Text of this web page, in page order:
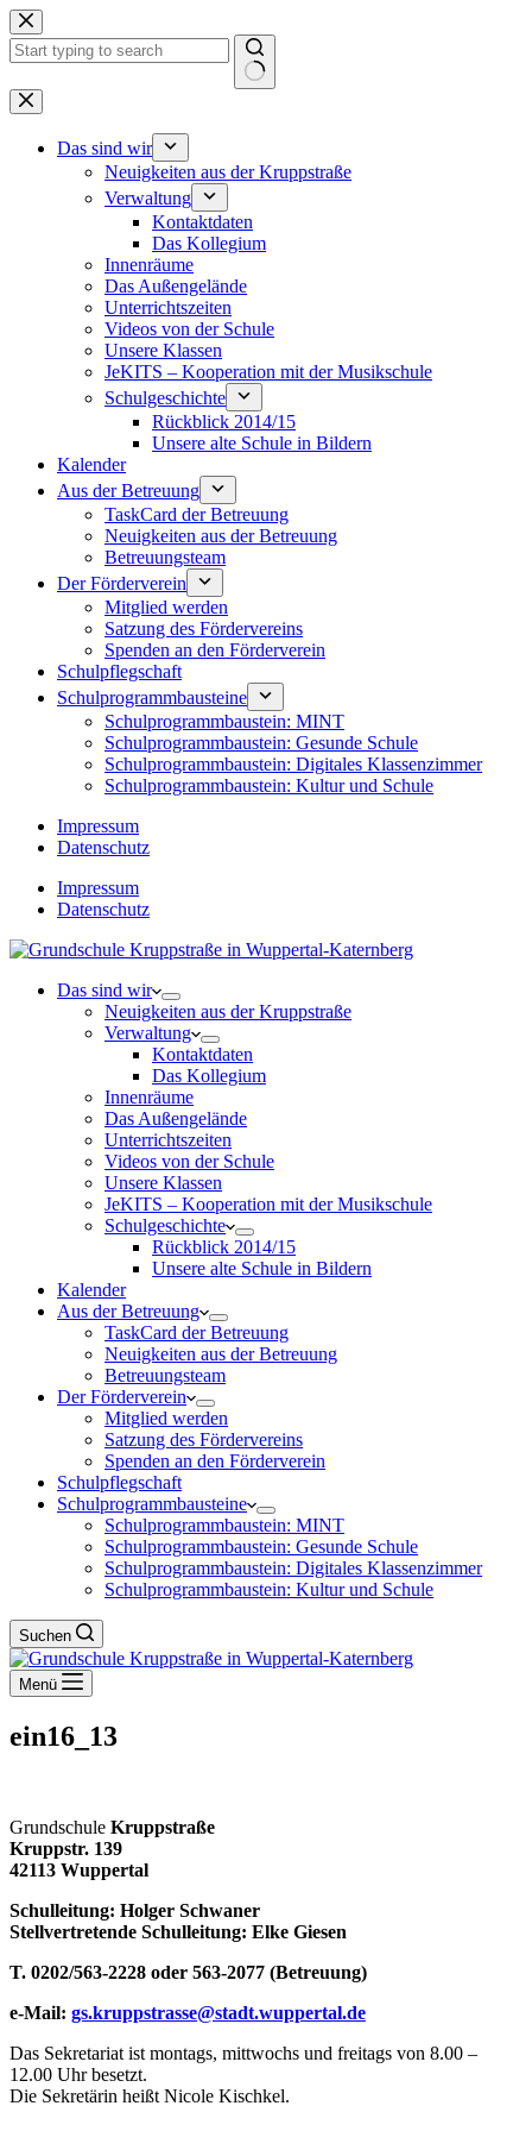
Zum
Inhalt
springen
Keine
Ergebnisse
Das sind wir
Neuigkeiten aus der Kruppstraße
Verwaltung
Kontaktdaten
Das Kollegium
Innenräume
Das Außengelände
Unterrichtszeiten
Videos von der Schule
Unsere Klassen
JeKITS – Kooperation mit der Musikschule
Schulgeschichte
Rückblick 2014/15
Unsere alte Schule in Bildern
Kalender
Aus der Betreuung
TaskCard der Betreuung
Neuigkeiten aus der Betreuung
Betreuungsteam
Der Förderverein
Mitglied werden
Satzung des Fördervereins
Spenden an den Förderverein
Schulpflegschaft
Schulprogrammbausteine
Schulprogrammbaustein: MINT
Schulprogrammbaustein: Gesunde Schule
Schulprogrammbaustein: Digitales Klassenzimmer
Schulprogrammbaustein: Kultur und Schule
Impressum
Datenschutz
Impressum
Datenschutz
Das sind wir
Neuigkeiten aus der Kruppstraße
Verwaltung
Kontaktdaten
Das Kollegium
Innenräume
Das Außengelände
Unterrichtszeiten
Videos von der Schule
Unsere Klassen
JeKITS – Kooperation mit der Musikschule
Schulgeschichte
Rückblick 2014/15
Unsere alte Schule in Bildern
Kalender
Aus der Betreuung
TaskCard der Betreuung
Neuigkeiten aus der Betreuung
Betreuungsteam
Der Förderverein
Mitglied werden
Satzung des Fördervereins
Spenden an den Förderverein
Schulpflegschaft
Schulprogrammbausteine
Schulprogrammbaustein: MINT
Schulprogrammbaustein: Gesunde Schule
Schulprogrammbaustein: Digitales Klassenzimmer
Schulprogrammbaustein: Kultur und Schule
Suchen
Menü
ein16_13
Grundschule Kruppstraße
Kruppstr. 139
42113 Wuppertal
Schulleitung: Holger Schwaner
Stellvertretende Schulleitung: Elke Giesen
T. 0202/563-2228 oder 563-2077 (Betreuung)
e-Mail: gs.kruppstrasse@stadt.wuppertal.de
Das Sekretariat ist montags, mittwochs und freitags von 8.00 –
12.00 Uhr besetzt.
Die Sekretärin heißt Nicole Kischkel.